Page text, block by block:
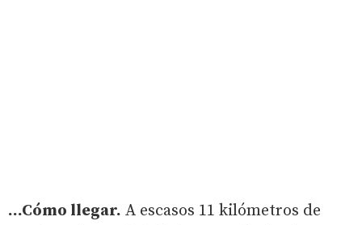
...Cómo llegar. A escasos 11 kilómetros de